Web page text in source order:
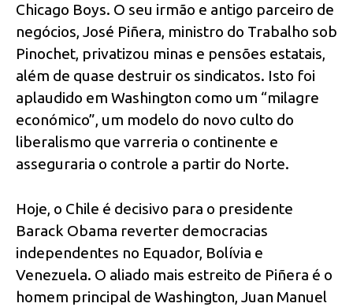
Chicago Boys. O seu irmão e antigo parceiro de
negócios, José Piñera, ministro do Trabalho sob
Pinochet, privatizou minas e pensões estatais,
além de quase destruir os sindicatos. Isto foi
aplaudido em Washington como um “milagre
económico”, um modelo do novo culto do
liberalismo que varreria o continente e
asseguraria o controle a partir do Norte.
Hoje, o Chile é decisivo para o presidente
Barack Obama reverter democracias
independentes no Equador, Bolívia e
Venezuela. O aliado mais estreito de Piñera é o
homem principal de Washington, Juan Manuel